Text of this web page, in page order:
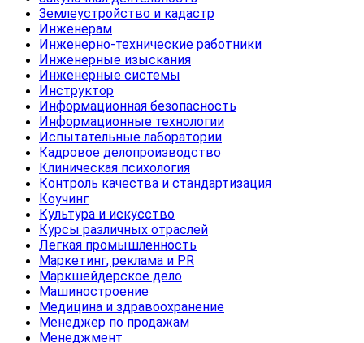
Землеустройство и кадастр
Инженерам
Инженерно-технические работники
Инженерные изыскания
Инженерные системы
Инструктор
Информационная безопасность
Информационные технологии
Испытательные лаборатории
Кадровое делопроизводство
Клиническая психология
Контроль качества и стандартизация
Коучинг
Культура и искусство
Курсы различных отраслей
Легкая промышленность
Маркетинг, реклама и PR
Маркшейдерское дело
Машиностроение
Медицина и здравоохранение
Менеджер по продажам
Менеджмент